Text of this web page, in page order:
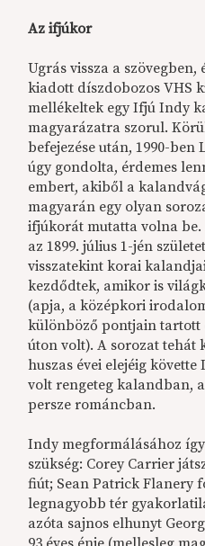
Az ifjúkor
Ugrás vissza a szövegben,
kiadott díszdobozos VHS
mellékeltek egy Ifjú Indy
magyarázatra szorul.
befejezése után, 1990-ben
úgy gondolta, érdemes
embert, akiből a
magyarán egy olyan
ifjúkorát mutatta volna
az 1899. július 1-jén
visszatekint korai
kezdődtek, amikor is
(apja, a középkori
különböző pontjain tartott
úton volt). A sorozat tehát
huszas évei elejéig
volt rengeteg kalandban,
persze románcban.
Indy megformálásához
szükség: Corey Carrier
fiút; Sean Patrick Flanery
legnagyobb tér
azóta sajnos elhunyt